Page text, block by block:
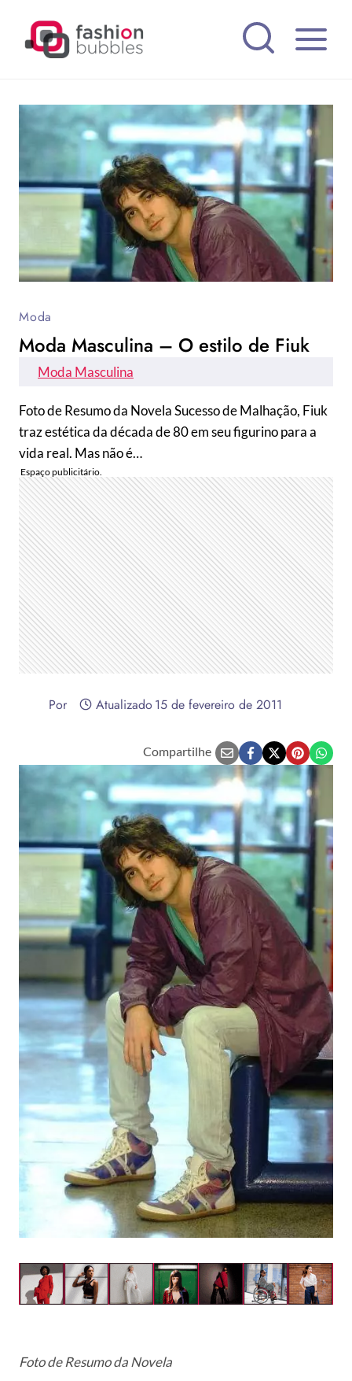
Moda
Moda Masculina – O estilo de Fiuk
Moda Masculina
Foto de Resumo da Novela Sucesso de Malhação, Fiuk
traz estética da década de 80 em seu figurino para a
vida real. Mas não é…
Por Atualizado15 de fevereiro de 2011
Compartilhe
Foto de Resumo da Novela